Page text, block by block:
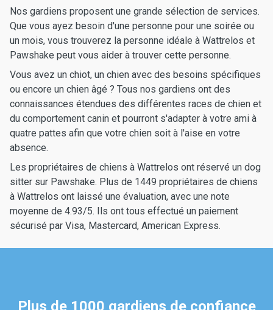
Nos gardiens proposent une grande sélection de services.
Que vous ayez besoin d'une personne pour une soirée ou
un mois, vous trouverez la personne idéale à Wattrelos et
Pawshake peut vous aider à trouver cette personne.
Vous avez un chiot, un chien avec des besoins spécifiques
ou encore un chien âgé ? Tous nos gardiens ont des
connaissances étendues des différentes races de chien et
du comportement canin et pourront s'adapter à votre ami à
quatre pattes afin que votre chien soit à l'aise en votre
absence.
Les propriétaires de chiens à Wattrelos ont réservé un dog
sitter sur Pawshake. Plus de 1449 propriétaires de chiens
à Wattrelos ont laissé une évaluation, avec une note
moyenne de 4.93/5. Ils ont tous effectué un paiement
sécurisé par Visa, Mastercard, American Express.
Plus de 1000 gardiens de confiance